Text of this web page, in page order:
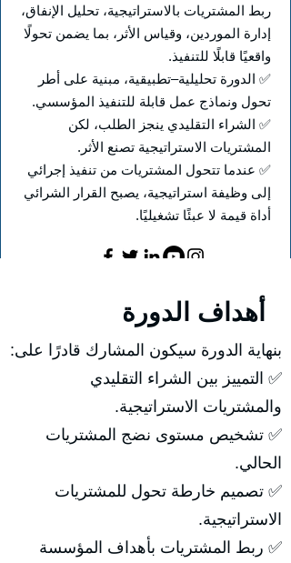
ربط المشتريات بالاستراتيجية، تحليل الإنفاق،
إدارة الموردين، وقياس الأثر، بما يضمن تحولًا
واقعيًا قابلًا للتنفيذ.
✅ الدورة تحليلية–تطبيقية، مبنية على أطر
تحول ونماذج عمل قابلة للتنفيذ المؤسسي.
✅ الشراء التقليدي ينجز الطلب، لكن
المشتريات الاستراتيجية تصنع الأثر.
✅ عندما تتحول المشتريات من تنفيذ إجرائي
إلى وظيفة استراتيجية، يصبح القرار الشرائي
أداة قيمة لا عبئًا تشغيليًا.
بنهاية الدورة سيكون المشارك قادرًا على:
✅ التمييز بين الشراء التقليدي
والمشتريات الاستراتيجية.
✅ تشخيص مستوى نضج المشتريات
الحالي.
✅ تصميم خارطة تحول للمشتريات
الاستراتيجية.
✅ ربط المشتريات بأهداف المؤسسة